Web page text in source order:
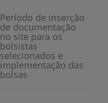
Período de inserção
de documentação
no site para os
bolsistas
selecionados e
implementação das
bolsas